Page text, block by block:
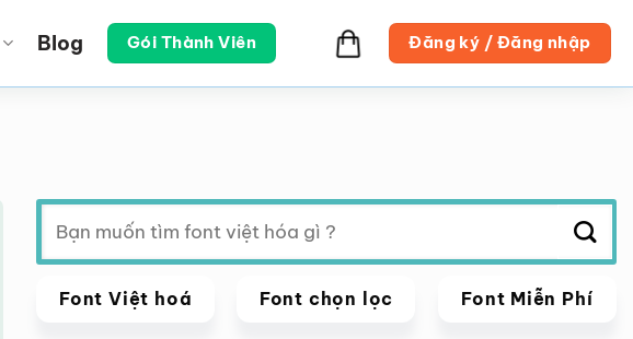
Blog Gói Thành Viên Đăng ký / Đăng nhập
Tìm
kiếm:
Font Việt hoá Font chọn lọc Font Miễn Phí